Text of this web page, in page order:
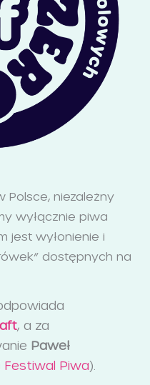
Polsce, niezależny
wyłącznie piwa
jest wyłonienie i
dostępnych na
, a za
Paweł
Festiwal Piwa).